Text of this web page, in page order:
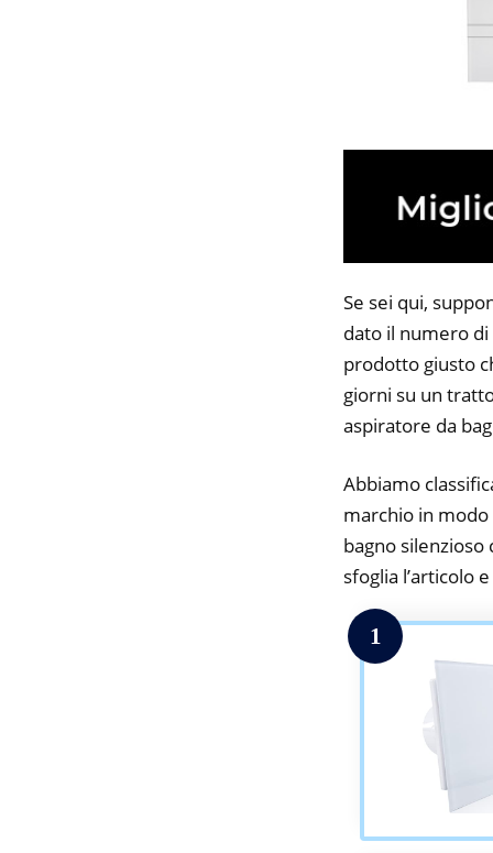
Se sei qui,
dato il numero
prodotto giusto
giorni su un
aspiratore da
Abbiamo
marchio in
bagno
sfoglia l’articolo
1